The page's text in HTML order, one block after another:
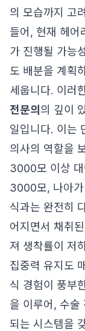
의 모습까지 고
들어, 현재 헤어
가 진행될 가능
도 배분을 계획
세웁니다. 이러
전문의 의 깊이
일입니다. 이는
의사의 역할을
3000모 이상 대
3000모, 나아가
식과는 완전히
어지면서 채취
져 생착률이 저
집중력 유지도
식 경험이 풍부
을 이루어, 수술
되는 시스템을